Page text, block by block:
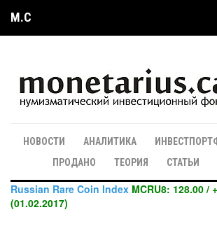
M.C
НОВОСТИ АНАЛИТИКА
ПРОДАНО
ТЕОРИЯ СТАТЬИ
Russian Rare Coin Index MCRU8: 128.00 /
(01.02.2017)